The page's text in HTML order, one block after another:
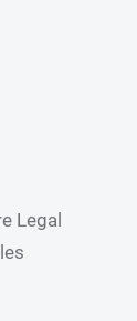
Legal